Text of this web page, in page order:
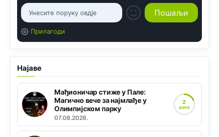
Прилагоди
Најаве
Мађионичар стиже у Пале:
Магично вече за најмлађе у
Олимпијском парку
07.08.2026.
2
ДАНА